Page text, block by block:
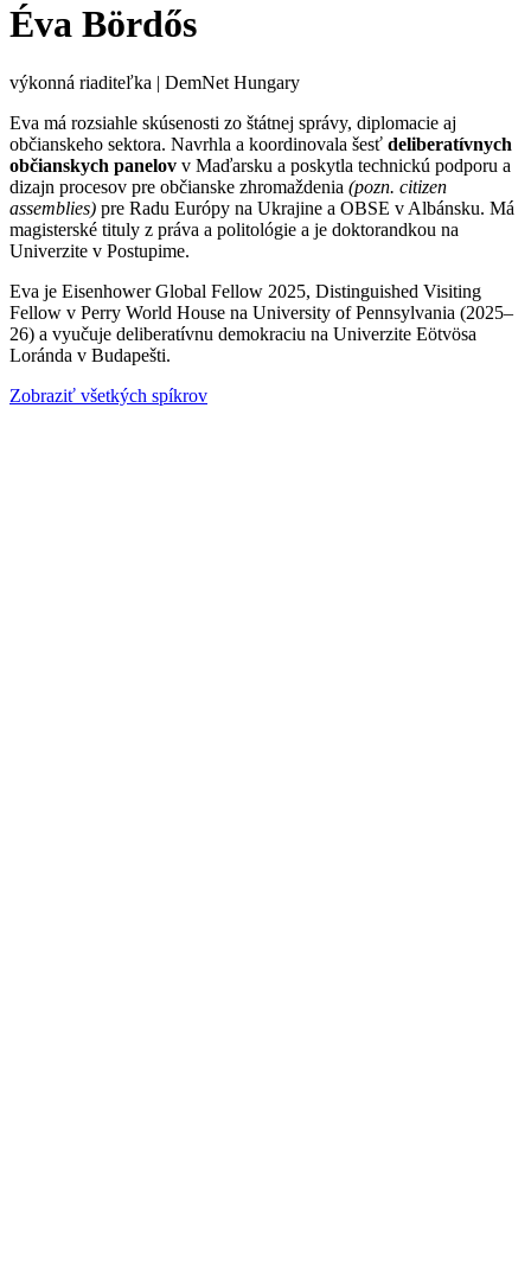
Éva Bördős
výkonná riaditeľka | DemNet Hungary
Eva má rozsiahle skúsenosti zo štátnej správy, diplomacie aj
občianskeho sektora. Navrhla a koordinovala šesť deliberatívnych
občianskych panelov v Maďarsku a poskytla technickú podporu a
dizajn procesov pre občianske zhromaždenia (pozn. citizen
assemblies) pre Radu Európy na Ukrajine a OBSE v Albánsku. Má
magisterské tituly z práva a politológie a je doktorandkou na
Univerzite v Postupime.
Eva je Eisenhower Global Fellow 2025, Distinguished Visiting
Fellow v Perry World House na University of Pennsylvania (2025–
26) a vyučuje deliberatívnu demokraciu na Univerzite Eötvösa
Loránda v Budapešti.
Zobraziť všetkých spíkrov